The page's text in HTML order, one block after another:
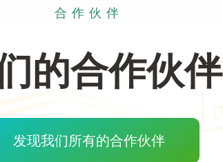
合作伙伴
的合作伙伴
发现我们所有的合作伙伴